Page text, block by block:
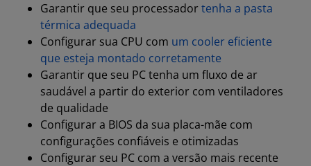
Garantir que seu processadortenha a pasta
térmica adequada
Configurar sua CPU com um cooler eficiente
que esteja montado corretamente
Garantir que seu PC tenha um fluxo de ar
saudável a partir do exterior com ventiladores
de qualidade
Configurar a BIOS da sua placa-mãe com
configurações confiáveis e otimizadas
Configurar seu PC com a versão mais recente